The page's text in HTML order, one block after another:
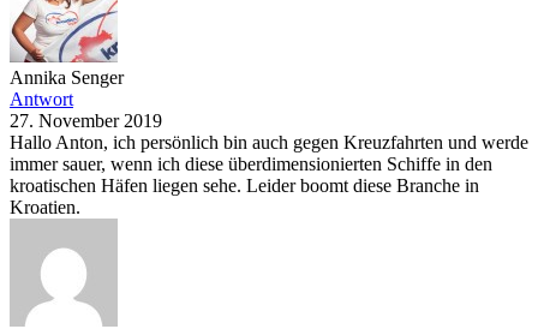
Annika Senger
Antwort
27. November 2019
Hallo Anton, ich persönlich bin auch gegen Kreuzfahrten und werde
immer sauer, wenn ich diese überdimensionierten Schiffe in den
kroatischen Häfen liegen sehe. Leider boomt diese Branche in
Kroatien.